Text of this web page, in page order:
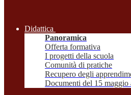
Didattica
Panoramica
Offerta formativa
I progetti della scuola
Comunità di pratiche
Recupero degli
Documenti del 15 maggio